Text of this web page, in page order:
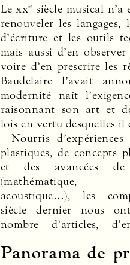
Lexxe siècle musical n’a
renouveler les langages,
d’écriture et les outils
mais aussi d’en
voire d’en prescrire les
Baudelaire l’avait
modernité naît
raisonnant son art et
lois en vertu desquelles il
Nourris
plastiques, de concepts
et des avancées
(mathématique,
acoustique…), les
siècle dernier nous
nombre d’articles,
Panorama de